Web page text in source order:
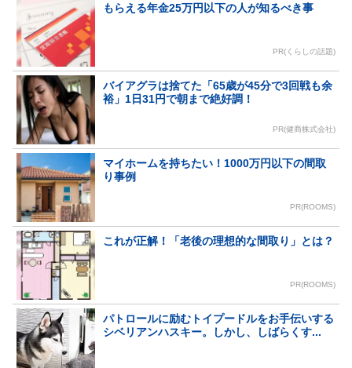
もらえる年金25万円以下の人が知るべき事
PR(くらしの話題)
バイアグラは捨てた「65歳が45分で3回戦も余
裕」1日31円で朝まで絶好調！
PR(健商株式会社)
マイホームを持ちたい！1000万円以下の間取
り事例
PR(ROOMS)
これが正解！「老後の理想的な間取り」とは？
PR(ROOMS)
パトロールに励むトイプードルをお手伝いする
シベリアンハスキー。しかし、しばらくす...